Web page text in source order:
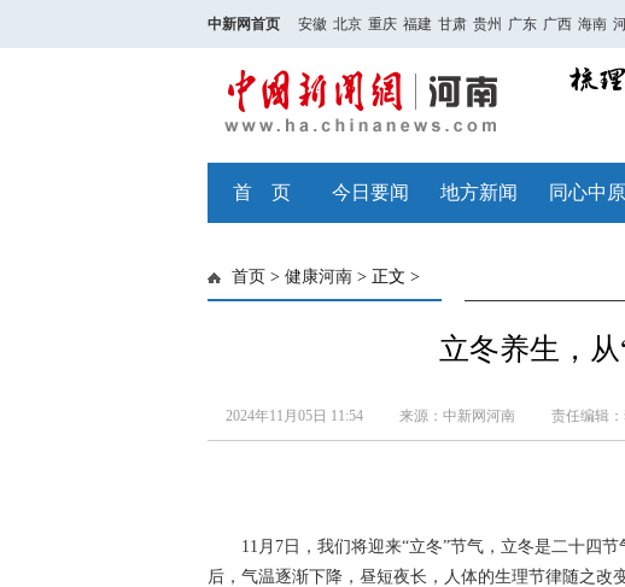
中新网首页 安徽 北京 重庆 福建 甘肃 贵州 广东 广西 海南
首 页 今日要闻 地方新闻 同心中原
首页 > 健康河南 > 正文 >
立冬养生，
2024年11月05日 11:54 来源：中新网河南 责任编辑
11月7日，我们将迎来“立冬”节气，立冬是二十四节
后，气温逐渐下降，昼短夜长，人体的生理节律随之改